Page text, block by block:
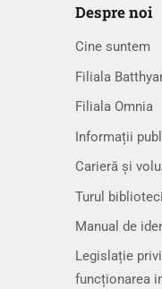
Despre noi
Cine suntem
Filiala
Filiala Omnia
Informații
Carieră și
Turul
Manual de
Legislație
funcționarea